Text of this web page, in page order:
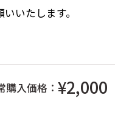
いたします。
購入価格：¥2,000